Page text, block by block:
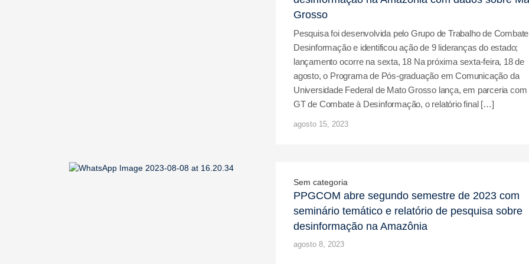
Grosso
Pesquisa foi desenvolvida pelo Grupo de Trabalho de
Desinformação e identificou ação de 9 lideranças do estado;
lançamento ocorre na sexta, 18 Na próxima sexta-feira, 18 de
agosto, o Programa de Pós-graduação em Comunicação da
Universidade Federal de Mato Grosso lança, em parceria com
GT de Combate à Desinformação, o relatório final […]
agosto 15, 2023
Sem categoria
PPGCOM abre segundo semestre de 2023 com
seminário temático e relatório de pesquisa sobre
desinformação na Amazônia
agosto 8, 2023